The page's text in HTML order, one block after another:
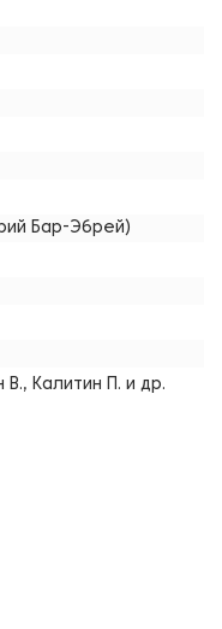
Бар-Эбрей)
Калитин П. и др.